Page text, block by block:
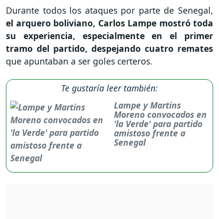
Durante todos los ataques por parte de Senegal,
el arquero boliviano, Carlos Lampe mostró toda
su experiencia, especialmente en el primer
tramo del partido, despejando cuatro remates
que apuntaban a ser goles certeros.
Te gustaría leer también:
Lampe y Martins
Moreno convocados en
'la Verde' para partido
amistoso frente a
Senegal